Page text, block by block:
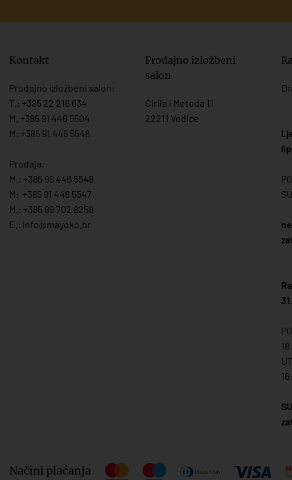
Kontakt
Prodajno izložbeni salon:
T.: +385 22 216 634
M. +385 91 446 5504
M: +385 91 446 5548
Prodaja:
M.: +385 99 446 5548
M: +385 91 446 5547
M.: +385 99 702 8258
E.: info@mayoko. hr
Prodajno izložbeni
salon
Ćirila i Metoda 11
22211 Vodice
Načini plaćanja